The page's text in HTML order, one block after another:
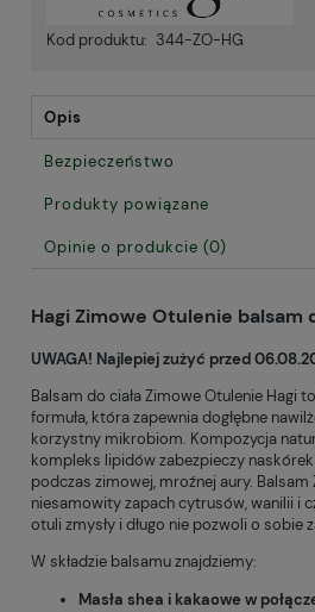
Kod produktu: 344-ZO-HG
Opis
Bezpieczeństwo
Produkty powiązane
Opinie o produkcie (0)
Hagi Zimowe Otulenie balsam
UWAGA! Najlepiej zużyć przed
Balsam do ciała Zimowe Otulenie Hagi
formuła, która zapewnia dogłębne
korzystny mikrobiom. Kompozycja
kompleks lipidów zabezpieczy
podczas zimowej, mroźnej aury.
niesamowity zapach cytrusów, wanilii i
otuli zmysły i długo nie pozwoli o sobie
W składzie balsamu znajdziemy:
Masła shea i kakaowe w